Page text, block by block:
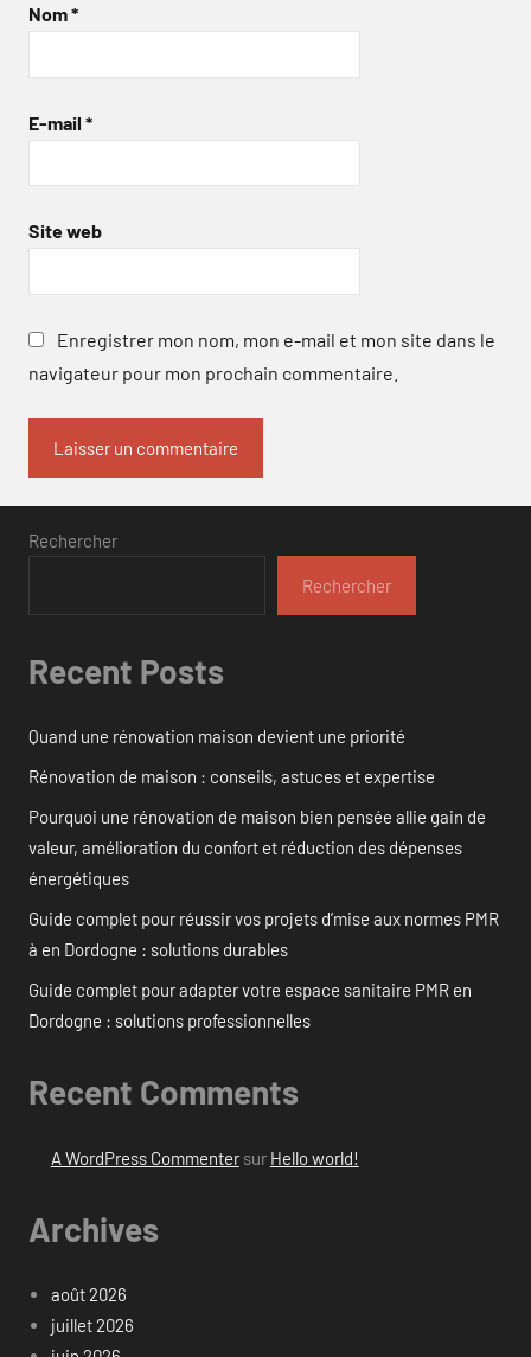
Nom*
E-mail *
Site web
Enregistrer mon nom, mon e-mail et mon site dans le
navigateur pour mon prochain commentaire.
Rechercher
Rechercher
Recent Posts
Quand une rénovation maison devient une priorité
Rénovation de maison : conseils, astuces et expertise
Pourquoi une rénovation de maison bien pensée allie gain de
valeur, amélioration du confort et réduction des dépenses
énergétiques
Guide complet pour réussir vos projets d’mise aux normes PMR
à en Dordogne : solutions durables
Guide complet pour adapter votre espace sanitaire PMR en
Dordogne : solutions professionnelles
Recent Comments
A WordPress Commentersur Hello world!
Archives
août 2026
juillet 2026